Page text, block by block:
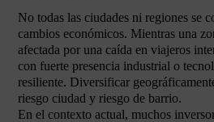
No todas las ciudades ni regiones se
cambios económicos. Mientras una
afectada por una caída en viajeros
con fuerte presencia industrial o
resiliente. Diversificar
riesgo ciudad y riesgo de barrio.
En el contexto actual, muchos